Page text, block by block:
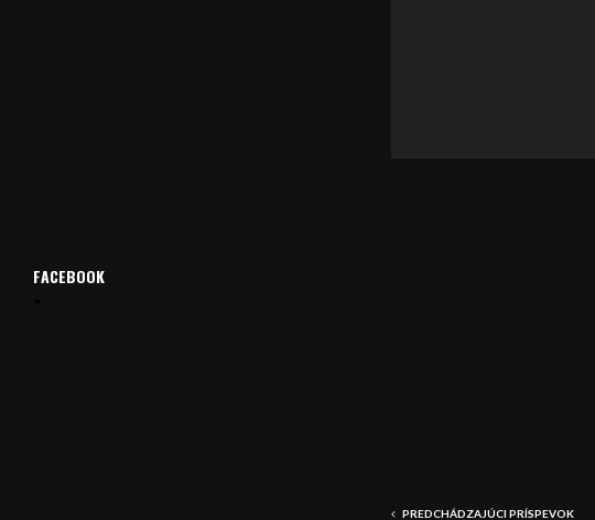
PREDCHÁDZAJÚCI PRÍSPEVOK
FACEBOOK